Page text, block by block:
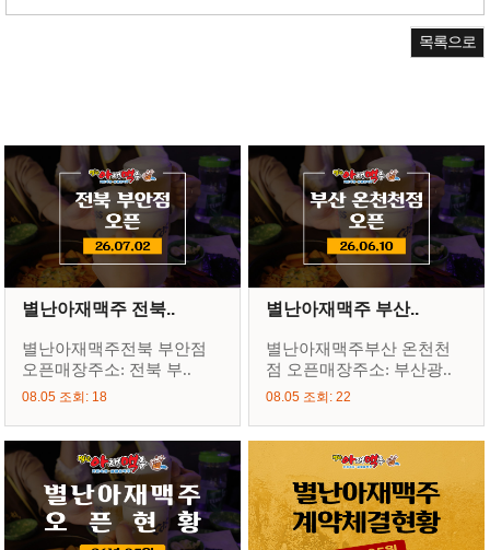
목록으로
별난아재맥주 전북..
별난아재맥주전북 부안점
오픈매장주소: 전북 부..
08.05 조회: 18
별난아재맥주 부산..
별난아재맥주부산 온천천
점 오픈매장주소: 부산광..
08.05 조회: 22